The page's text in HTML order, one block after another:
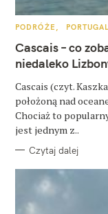
K
T
E
G
O
I
E
PODRÓŻE
Cascais – co
niedaleko
Cascais (czyt.
położoną nad
Chociaż to
jest jednym z..
Czytaj dalej